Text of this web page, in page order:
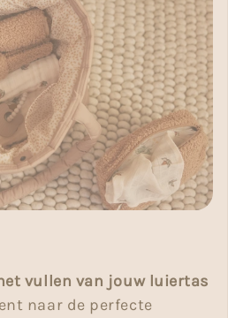
vullen van jouw luiertas
naar de perfecte